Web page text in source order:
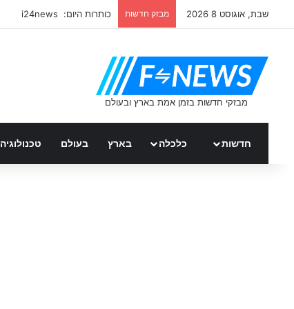
שבת, אוגוסט 8 2026 מבזק חדשות כותרות היום: i24news
חדשות כלכלה בארץ בעולם טכנולוגיה